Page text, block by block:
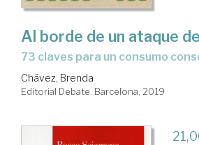
Al borde de un ataque
73 claves para un consumo
Chávez, Brenda
Editorial Debate. Barcelona, 2019